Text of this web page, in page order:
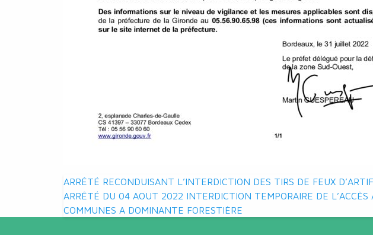
Navigation
de
ARRÊTÉ RECONDUISANT L’INTERDICTION DES TIRS DE FEUX
ARRÊTÉ DU 04 AOUT 2022 INTERDICTION TEMPORAIRE DE L’ACCÈS
COMMUNES A DOMINANTE FORESTIÈRE